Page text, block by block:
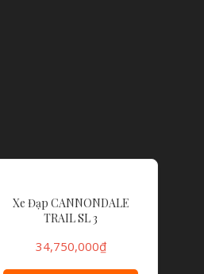
Xe Đạp CANNONDALE
TRAIL SL 3
34,750,000₫